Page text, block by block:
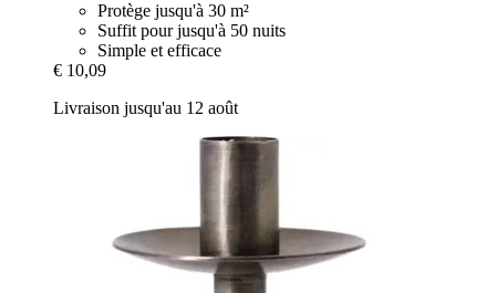
Protège jusqu'à 30 m²
Suffit pour jusqu'à 50 nuits
Simple et efficace
€ 10,09
Livraison jusqu'au 12 août